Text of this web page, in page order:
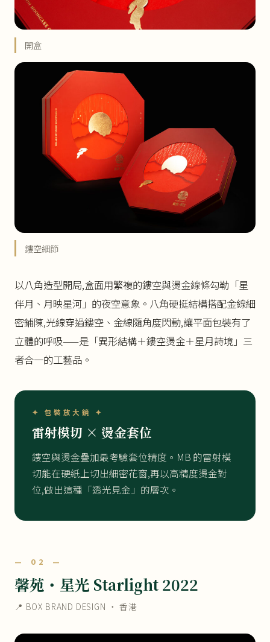
開盒
鏤空細節
以八角造型開局,盒面用繁複的鏤空與燙金線條勾勒「星
伴月、月映星河」的夜空意象。八角硬挺結構搭配金線細
密鋪陳,光線穿過鏤空、金線隨角度閃動,讓平面包裝有了
立體的呼吸——是「異形結構＋鏤空燙金＋星月詩境」三
者合一的工藝品。
✦ 包裝放大鏡 ✦
雷射模切 × 燙金套位
鏤空與燙金疊加最考驗套位精度。MB 的雷射模
切能在硬紙上切出細密花窗,再以高精度燙金對
位,做出這種「透光見金」的層次。
— 02 —
馨苑・星光 Starlight 2022
📍 BOX BRAND DESIGN ・ 香港